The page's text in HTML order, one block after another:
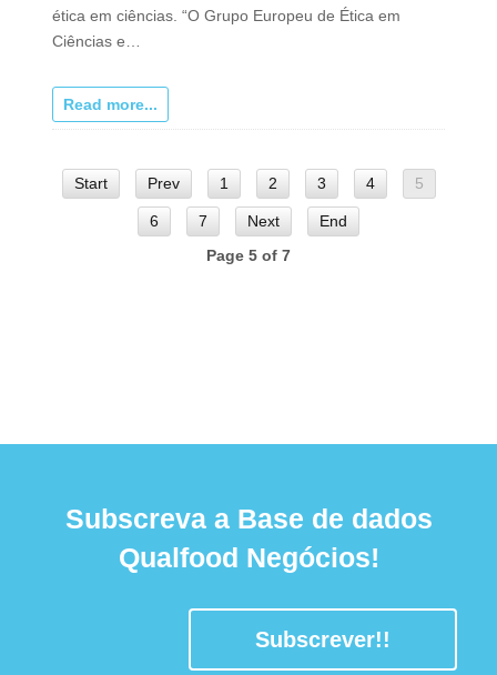
ética em ciências. “O Grupo Europeu de Ética em
Ciências e…
Read more...
Start Prev 1 2 3 4 5
6 7 Next
End
Page 5 of 7
Subscreva a Base de dados
Qualfood Negócios!
Subscrever!!